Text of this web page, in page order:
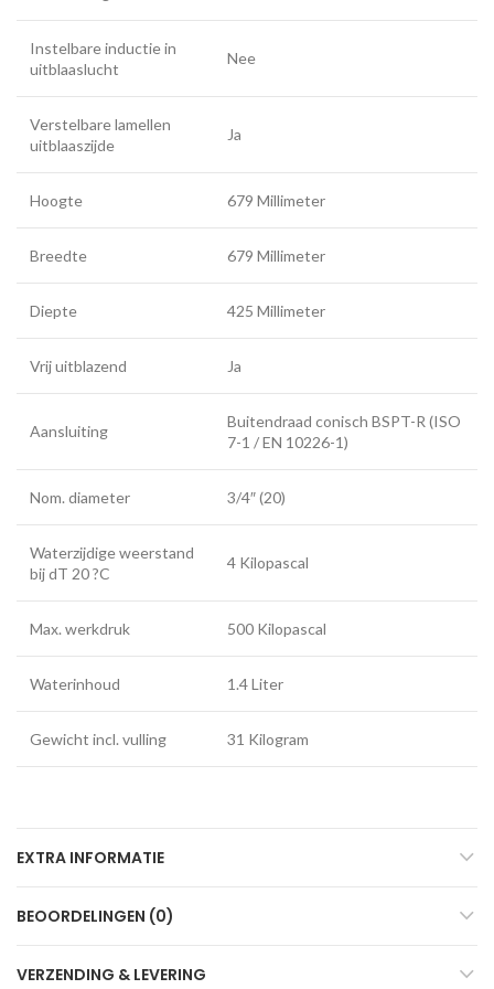
Instelbare inductie in
uitblaaslucht
Nee
Verstelbare lamellen
uitblaaszijde
Ja
Hoogte 679 Millimeter
Breedte 679 Millimeter
Diepte 425 Millimeter
Vrij uitblazend Ja
Aansluiting
Buitendraad conisch BSPT-R (ISO
7-1 / EN 10226-1)
Nom. diameter 3/4″ (20)
Waterzijdige weerstand
bij dT 20 ?C
4 Kilopascal
Max. werkdruk 500 Kilopascal
Waterinhoud 1.4 Liter
Gewicht incl. vulling 31 Kilogram
EXTRA INFORMATIE
BEOORDELINGEN (0)
VERZENDING & LEVERING